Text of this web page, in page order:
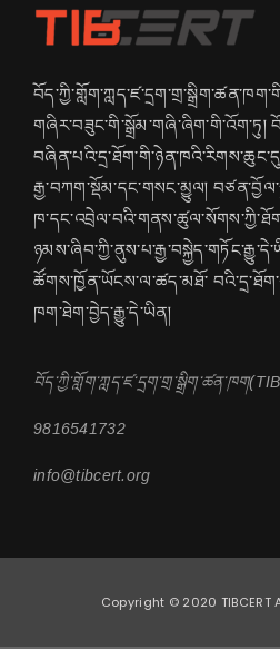
གཞིར་བཟུང་གི་སྒྲོམ་གཞི་ཞིག་གི་འོག་ཏུ།
རྒྱ་བཀག་སྡོམ་དང་གསང་མྱུལ།
ཚོགས་ཁྱོན་ཡོངས་ལ་ཚད་མཐོ་
ཁག་ཐེག་བྱེད་རྒྱུ་དེ་ཡིན།
9816541732
info@tibcert.org
Copyright © 2020